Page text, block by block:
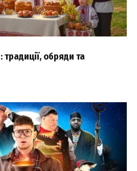
традиції, обряди та